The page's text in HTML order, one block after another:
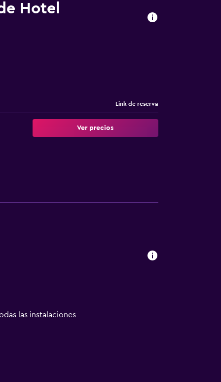
Hotel
Link de reserva
Ver precios
las instalaciones